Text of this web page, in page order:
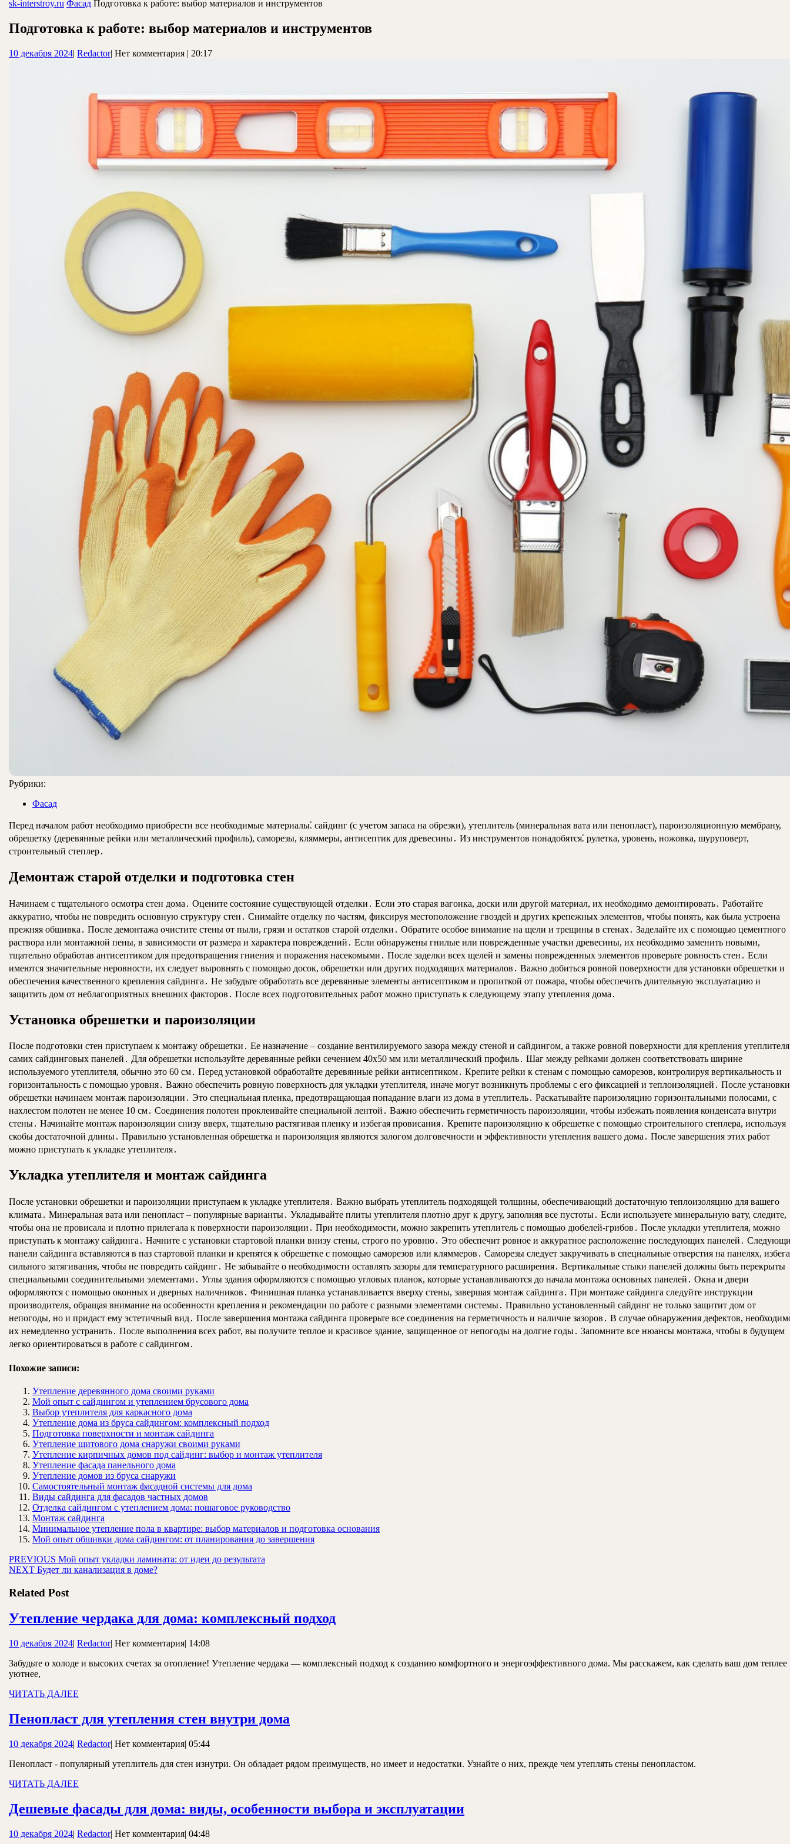
sk-interstroy.ru Фасад Подготовка к работе: выбор материалов и инструментов
Подготовка к работе: выбор материалов и инструментов
10 декабря 202410
| RedactorRedactor
| Нет комментария | 20:17
Рубрики:
Фасад
Перед началом работ необходимо приобрести все необходимые материалы⁚ сайдинг (с учетом запаса на обрезки), утеплитель (минеральная вата или пенопласт), пароизоляционную мембрану,
обрешетку (деревянные рейки или металлический профиль), саморезы, кляммеры, антисептик для древесины․ Из инструментов понадобятся⁚ рулетка, уровень, ножовка, шуруповерт,
строительный степлер․
Демонтаж старой отделки и подготовка стен
Начинаем с тщательного осмотра стен дома․ Оцените состояние существующей отделки․ Если это старая вагонка, доски или другой материал, их необходимо демонтировать․ Работайте
аккуратно, чтобы не повредить основную структуру стен․ Снимайте отделку по частям, фиксируя местоположение гвоздей и других крепежных элементов, чтобы понять, как была устроена
прежняя обшивка․ После демонтажа очистите стены от пыли, грязи и остатков старой отделки․ Обратите особое внимание на щели и трещины в стенах․ Заделайте их с помощью цементного
раствора или монтажной пены, в зависимости от размера и характера повреждений․ Если обнаружены гнилые или поврежденные участки древесины, их необходимо заменить новыми,
тщательно обработав антисептиком для предотвращения гниения и поражения насекомыми․ После заделки всех щелей и замены поврежденных элементов проверьте ровность стен․ Если
имеются значительные неровности, их следует выровнять с помощью досок, обрешетки или других подходящих материалов․ Важно добиться ровной поверхности для установки обрешетки и
обеспечения качественного крепления сайдинга․ Не забудьте обработать все деревянные элементы антисептиком и пропиткой от пожара, чтобы обеспечить длительную эксплуатацию и
защитить дом от неблагоприятных внешних факторов․ После всех подготовительных работ можно приступать к следующему этапу утепления дома․
Установка обрешетки и пароизоляции
После подготовки стен приступаем к монтажу обрешетки․ Ее назначение – создание вентилируемого зазора между стеной и сайдингом, а также ровной поверхности для крепления
самих сайдинговых панелей․ Для обрешетки используйте деревянные рейки сечением 40х50 мм или металлический профиль․ Шаг между рейками должен соответствовать ширине
используемого утеплителя, обычно это 60 см․ Перед установкой обработайте деревянные рейки антисептиком․ Крепите рейки к стенам с помощью саморезов, контролируя вертикальность и
горизонтальность с помощью уровня․ Важно обеспечить ровную поверхность для укладки утеплителя, иначе могут возникнуть проблемы с его фиксацией и теплоизоляцией․ После установки
обрешетки начинаем монтаж пароизоляции․ Это специальная пленка, предотвращающая попадание влаги из дома в утеплитель․ Раскатывайте пароизоляцию горизонтальными полосами, с
нахлестом полотен не менее 10 см․ Соединения полотен проклеивайте специальной лентой․ Важно обеспечить герметичность пароизоляции, чтобы избежать появления конденсата внутри
стены․ Начинайте монтаж пароизоляции снизу вверх, тщательно растягивая пленку и избегая провисания․ Крепите пароизоляцию к обрешетке с помощью строительного степлера, используя
скобы достаточной длины․ Правильно установленная обрешетка и пароизоляция являются залогом долговечности и эффективности утепления вашего дома․ После завершения этих работ
можно приступать к укладке утеплителя․
Укладка утеплителя и монтаж сайдинга
После установки обрешетки и пароизоляции приступаем к укладке утеплителя․ Важно выбрать утеплитель подходящей толщины, обеспечивающий достаточную теплоизоляцию для вашего
климата․ Минеральная вата или пенопласт – популярные варианты․ Укладывайте плиты утеплителя плотно друг к другу, заполняя все пустоты․ Если используете минеральную вату, следите,
чтобы она не провисала и плотно прилегала к поверхности пароизоляции․ При необходимости, можно закрепить утеплитель с помощью дюбелей-грибов․ После укладки утеплителя, можно
приступать к монтажу сайдинга․ Начните с установки стартовой планки внизу стены, строго по уровню․ Это обеспечит ровное и аккуратное расположение последующих панелей․
панели сайдинга вставляются в паз стартовой планки и крепятся к обрешетке с помощью саморезов или кляммеров․ Саморезы следует закручивать в специальные отверстия на панелях,
сильного затягивания, чтобы не повредить сайдинг․ Не забывайте о необходимости оставлять зазоры для температурного расширения․ Вертикальные стыки панелей должны быть перекрыты
специальными соединительными элементами․ Углы здания оформляются с помощью угловых планок, которые устанавливаются до начала монтажа основных панелей․ Окна и двери
оформляются с помощью оконных и дверных наличников․ Финишная планка устанавливается вверху стены, завершая монтаж сайдинга․ При монтаже сайдинга следуйте инструкции
производителя, обращая внимание на особенности крепления и рекомендации по работе с разными элементами системы․ Правильно установленный сайдинг не только защитит дом от
непогоды, но и придаст ему эстетичный вид․ После завершения монтажа сайдинга проверьте все соединения на герметичность и наличие зазоров․ В случае обнаружения дефектов,
их немедленно устранить․ После выполнения всех работ, вы получите теплое и красивое здание, защищенное от непогоды на долгие годы․ Запомните все нюансы монтажа, чтобы в будущем
легко ориентироваться в работе с сайдингом․
Похожие записи:
Утепление деревянного дома своими руками
Мой опыт с сайдингом и утеплением брусового дома
Выбор утеплителя для каркасного дома
Утепление дома из бруса сайдингом: комплексный подход
Подготовка поверхности и монтаж сайдинга
Утепление щитового дома снаружи своими руками
Утепление кирпичных домов под сайдинг: выбор и монтаж утеплителя
Утепление фасада панельного дома
Утепление домов из бруса снаружи
Самостоятельный монтаж фасадной системы для дома
Виды сайдинга для фасадов частных домов
Отделка сайдингом с утеплением дома: пошаговое руководство
Монтаж сайдинга
Минимальное утепление пола в квартире: выбор материалов и подготовка основания
Мой опыт обшивки дома сайдингом: от планирования до завершения
Навигация
по
записям
PREVIOUS Предыдущая
запись:
Мой опыт укладки ламината: от идеи до результата
NEXT Следующая
Будет ли канализация в доме?
Related Post
Утепление чердака для дома: комплексный подходУтепление
дома:
10 декабря 202410
2024
| RedactorRedactor
| Нет комментария| 14:08
Забудьте о холоде и высоких счетах за отопление! Утепление чердака — комплексный подход к созданию комфортного и энергоэффективного дома. Мы расскажем, как сделать ваш дом теплее
уютнее,
ЧИТАТЬ ДАЛЕЕ
Пенопласт для утепления стен внутри дома
стен
10 декабря 202410
2024
| RedactorRedactor
| Нет комментария| 05:44
Пенопласт - популярный утеплитель для стен изнутри. Он обладает рядом преимуществ, но имеет и недостатки. Узнайте о них, прежде чем утеплять стены пенопластом.
ЧИТАТЬ ДАЛЕЕ
Дешевые фасады для дома: виды, особенности выбора и эксплуатацииДешевые
10 декабря 202410
| RedactorRedactor
| Нет комментария| 04:48